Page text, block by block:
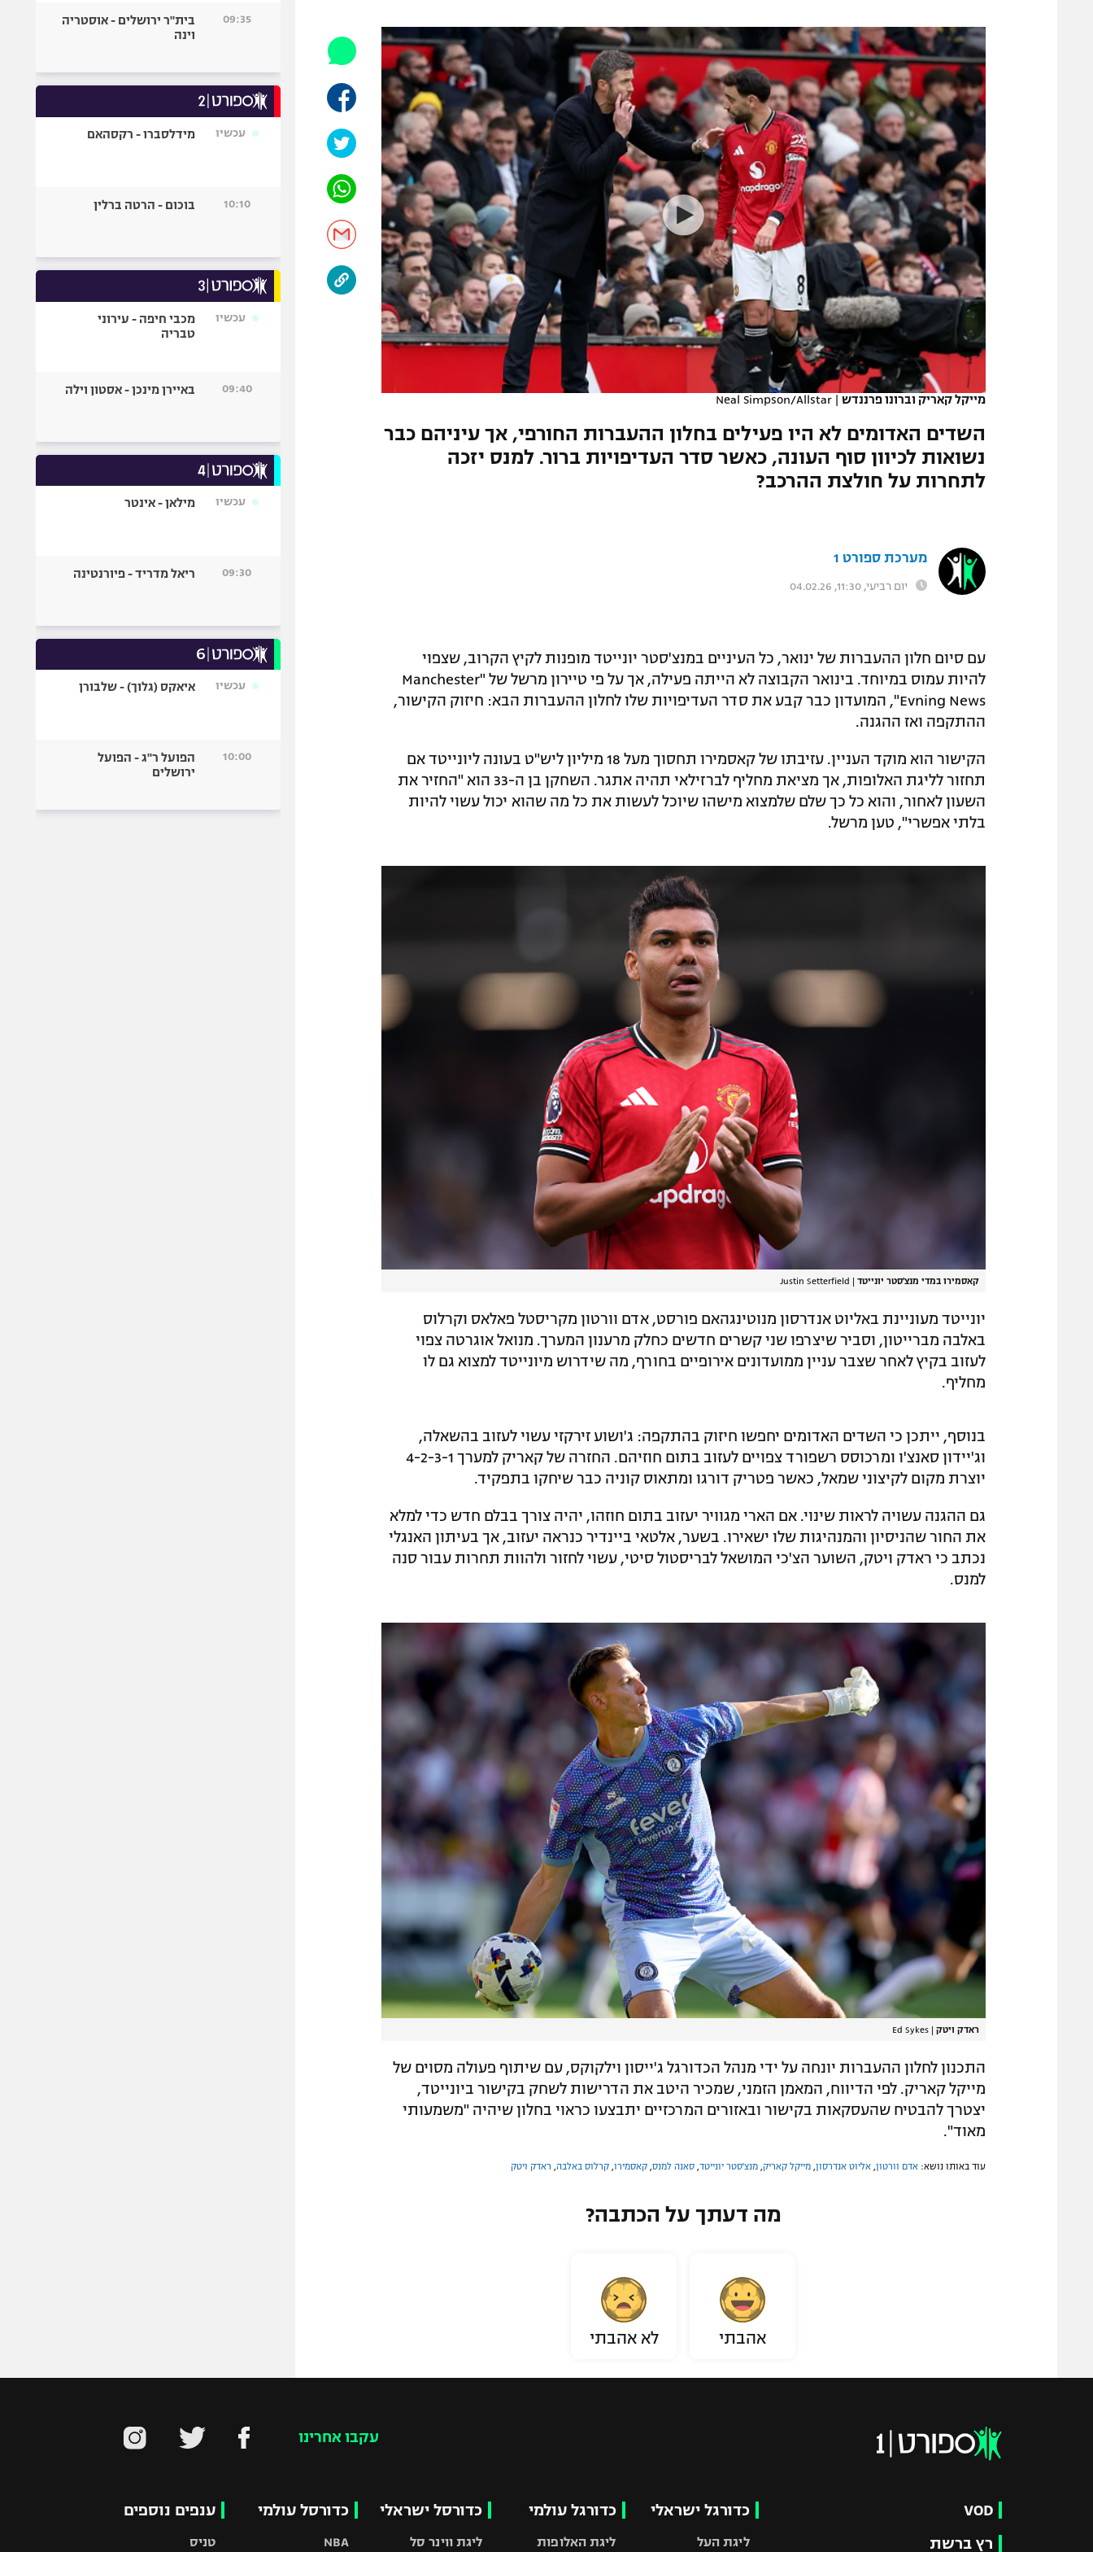
תקנון משתתפים וזוכים בפרסים
תקנון עבור פעילות אלקטרה
תקנון עבור פעילות ספורט 1 – "מרלן"
גיימינג E-Sports
תנאי שימוש
מדיניות פרטיות
תקנון פעילות ספורט 1
רשיון להקרנה פומבית לבית עסק
הצטרפות לחבילת הערוצים
לוח דרושים – ג'ובנט
תגיות
הפועל תל אביב
הפועל חיפה
הפועל באר שבע
מכבי נתניה
בני יהודה
ליגה סינית
ליגה ברזילאית
ליגות נוספות
אופניים
כדורמים
פוטבול אמריקאי NFL
בייסבול MLB
מייקל קאריק וברונו פרננדש |
Neal Simpson/Allstar
השדים האדומים לא היו פעילים בחלון ההעברות החורפי, אך עיניהם כבר
נשואות לכיוון סוף העונה, כאשר סדר העדיפויות ברור. למנס יזכה
לתחרות על חולצת ההרכב?
מערכת ספורט 1
יום רביעי, 11:30, 04.02.26
עם סיום חלון ההעברות של ינואר, כל העיניים במנצ'סטר יונייטד מופנות לקיץ הקרוב, שצפוי
להיות עמוס במיוחד. בינואר הקבוצה לא הייתה פעילה, אך על פי טיירון מרשל של "Manchester
Evning News", המועדון כבר קבע את סדר העדיפויות שלו לחלון ההעברות הבא: חיזוק הקישור,
ההתקפה ואז ההגנה.
הקישור הוא מוקד העניין. עזיבתו של קאסמירו תחסוך מעל 18 מיליון ליש"ט בעונה ליונייטד אם
תחזור לליגת האלופות, אך מציאת מחליף לברזילאי תהיה אתגר. השחקן בן ה-33 הוא "החזיר את
השעון לאחור, והוא כל כך שלם שלמצוא מישהו שיוכל לעשות את כל מה שהוא יכול עשוי להיות
בלתי אפשרי", טען מרשל.
קאסמירו במדי מנצ'סטר יונייטד |
Justin Setterfield
יונייטד מעוניינת באליוט אנדרסון מנוטינגהאם פורסט, אדם וורטון מקריסטל פאלאס וקרלוס
באלבה מברייטון, וסביר שיצרפו שני קשרים חדשים כחלק מרענון המערך. מנואל אוגרטה צפוי
לעזוב בקיץ לאחר שצבר עניין ממועדונים אירופיים בחורף, מה שידרוש מיונייטד למצוא גם לו
מחליף.
בנוסף, ייתכן כי השדים האדומים יחפשו חיזוק בהתקפה: ג'ושוע זירקזי עשוי לעזוב בהשאלה,
וג'יידון סאנצ'ו ומרכוסס רשפורד צפויים לעזוב בתום חוזיהם. החזרה של קאריק למערך 4-2-3-1
יוצרת מקום לקיצוני שמאל, כאשר פטריק דורגו ומתאוס קוניה כבר שיחקו בתפקיד.
גם ההגנה עשויה לראות שינוי. אם הארי מגוויר יעזוב בתום חוזהו, יהיה צורך בבלם חדש כדי למלא
את החור שהניסיון והמנהיגות שלו ישאירו. בשער, אלטאי ביינדיר כנראה יעזוב, אך בעיתון האנגלי
נכתב כי ראדק ויטק, השוער הצ'כי המושאל לבריסטול סיטי, עשוי לחזור ולהוות תחרות עבור סנה
למנס.
ראדק ויטק |
Ed Sykes
התכנון לחלון ההעברות יונחה על ידי מנהל הכדורגל ג'ייסון וילקוקס, עם שיתוף פעולה מסוים של
מייקל קאריק. לפי הדיווח, המאמן הזמני, שמכיר היטב את הדרישות לשחק בקישור ביונייטד,
יצטרך להבטיח שהעסקאות בקישור ובאזורים המרכזיים יתבצעו כראוי בחלון שיהיה "משמעותי
מאוד".
עוד באותו נושא: אדם וורטון אליוט אנדרסון מייקל קאריק מנצ'סטר יונייטד סאנה למנס קאסמירו קרלוס באלבה ראדק ויטק
מה דעתך על הכתבה?
אהבתי לא אהבתי
09:35
בית"ר ירושלים - אוסטריה
וינה
עכשיו מידלסברו - רקסהאם
10:10 בוכום - הרטה ברלין
עכשיו
מכבי חיפה - עירוני
טבריה
09:40 באיירן מינכן - אסטון וילה
עכשיו מילאן - אינטר
09:30 ריאל מדריד - פיורנטינה
עכשיו איאקס (גלוך) - שלבורן
10:00
הפועל ר"ג - הפועל
ירושלים
עקבו אחרינו
VOD
רץ ברשת
כדורגל ישראלי
ליגת העל
כדורגל עולמי
ליגת האלופות
כדורסל ישראלי
ליגת ווינר סל
כדורסל עולמי
NBA
ענפים נוספים
טניס